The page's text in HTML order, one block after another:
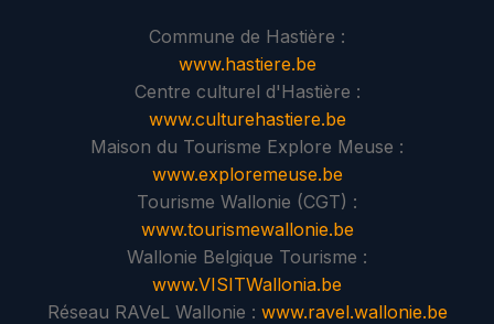
Commune de Hastière :
www.hastiere.be
Centre culturel d'Hastière :
www.culturehastiere.be
Maison du Tourisme Explore Meuse :
www.exploremeuse.be
Tourisme Wallonie (CGT) :
www.tourismewallonie.be
Wallonie Belgique Tourisme :
www.VISITWallonia.be
Réseau RAVeL Wallonie : www.ravel.wallonie.be